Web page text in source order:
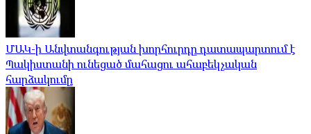
ՄԱԿ-ի Անվտանգության խորհուրդը դատապարտում է
Պակիստանի ունեցած մահացու ահաբեկչական
հարձակումը